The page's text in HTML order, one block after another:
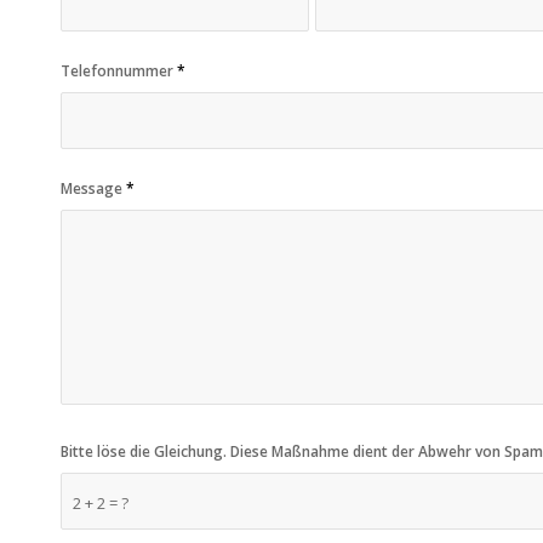
Telefonnummer*
Message*
2 + 2 = ?
Bitte löse die Gleichung. Diese Maßnahme dient der Abwehr von